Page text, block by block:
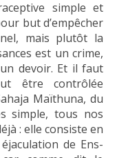
simple et
but d’empêcher
mais plutôt la
est un crime,
devoir. Et il faut
être contrôlée
Maïthuna, du
simple, tous nos
: elle consiste en
de Ens-